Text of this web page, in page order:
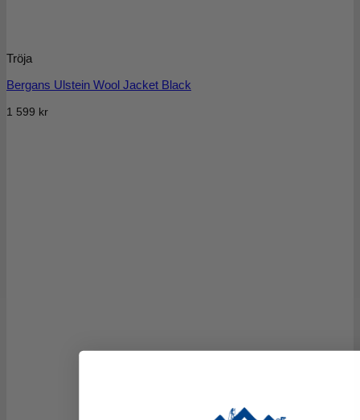
Tröja
Bergans Ulstein Wool Jacket Black
1 599 kr